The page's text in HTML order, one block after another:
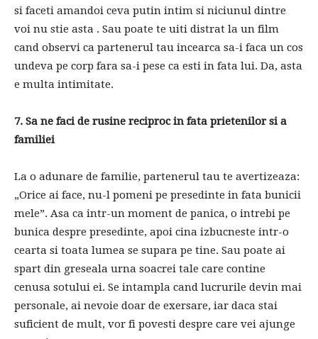
si faceti amandoi ceva putin intim si niciunul dintre
voi nu stie asta . Sau poate te uiti distrat la un film
cand observi ca partenerul tau incearca sa-i faca un cos
undeva pe corp fara sa-i pese ca esti in fata lui. Da, asta
e multa intimitate.
7. Sa ne faci de rusine reciproc in fata prietenilor si a
familiei
La o adunare de familie, partenerul tau te avertizeaza:
„Orice ai face, nu-l pomeni pe presedinte in fata bunicii
mele”. Asa ca intr-un moment de panica, o intrebi pe
bunica despre presedinte, apoi cina izbucneste intr-o
cearta si toata lumea se supara pe tine. Sau poate ai
spart din greseala urna soacrei tale care contine
cenusa sotului ei. Se intampla cand lucrurile devin mai
personale, ai nevoie doar de exersare, iar daca stai
suficient de mult, vor fi povesti despre care vei ajunge